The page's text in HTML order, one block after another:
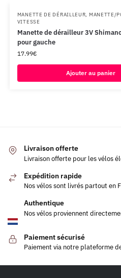
MANETTE DE DÉRAILLEUR, MANETTE/
VITESSE
Manette de dérailleur 3V
pour gauche
17.99€
Ajouter au panier
Livraison offerte
Livraison offerte pour les vélos
Expédition rapide
Nos vélos sont livrés partout en
Authentique
Nos vélos proviennent
Paiement sécurisé
Paiement via notre plateforme